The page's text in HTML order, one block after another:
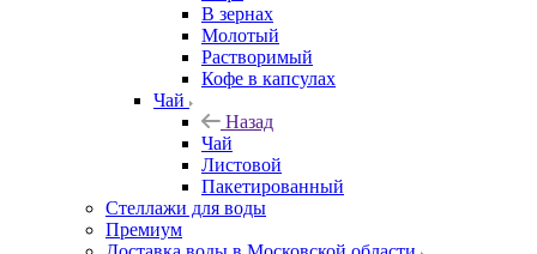
В зернах
Молотый
Растворимый
Кофе в капсулах
Чай
Назад
Чай
Листовой
Пакетированный
Стеллажи для воды
Премиум